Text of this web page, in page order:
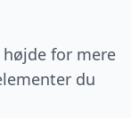
for mere
du